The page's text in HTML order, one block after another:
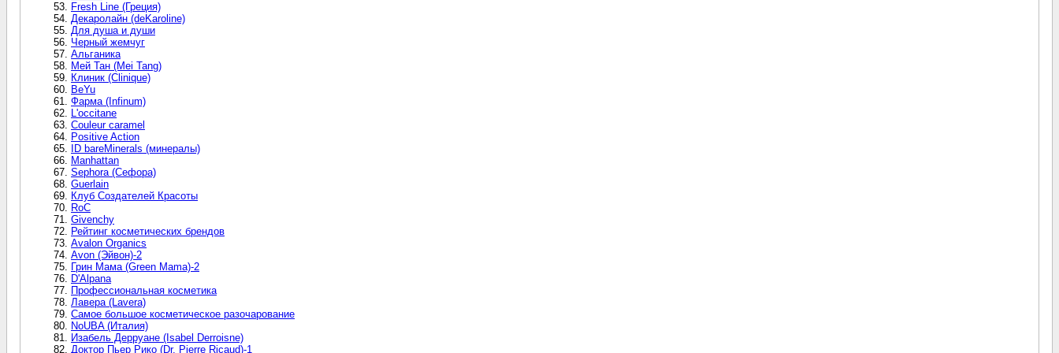
Fresh Line (Греция)
Декаролайн (deKaroline)
Для душа и души
Черный жемчуг
Альганика
Мей Тан (Mei Tang)
Клиник (Clinique)
BeYu
Фарма (Infinum)
L'occitane
Couleur caramel
Positive Action
ID bareMinerals (минералы)
Manhattan
Sephora (Сефора)
Guerlain
Клуб Создателей Красоты
RoC
Givenchy
Рейтинг косметических брендов
Avalon Organics
Avon (Эйвон)-2
Грин Мама (Green Mama)-2
D'Alpana
Профессиональная косметика
Лавера (Lavera)
Самое большое косметическое разочарование
NoUBA (Италия)
Изабель Дерруане (Isabel Derroisne)
Доктор Пьер Рико (Dr. Pierre Ricaud)-1